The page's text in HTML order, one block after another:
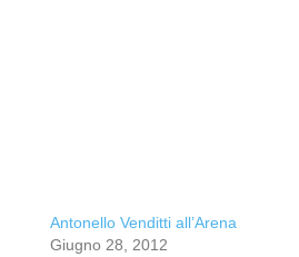
Antonello Venditti all’Arena
Giugno 28, 2012